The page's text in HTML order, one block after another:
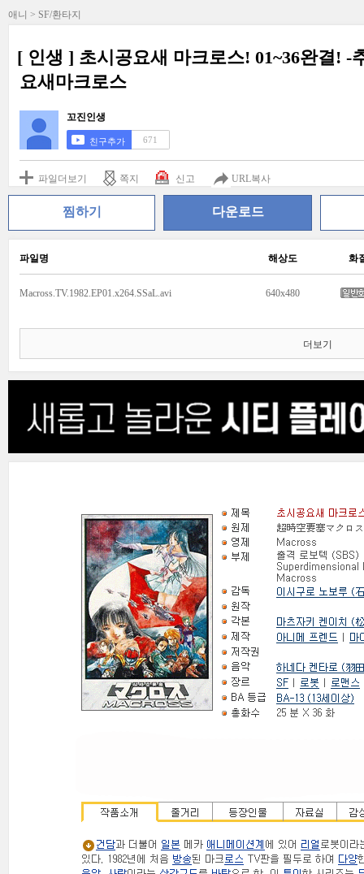
애니 > SF/환타지
[ 인생 ] 초시공요새 마크로스! 01~36완결! -
요새마크로스
꼬진인생
친구추가 671
파일더보기 쪽지 신고 URL복사
찜하기 다운로드
파일명 해상도 화
Macross.TV.1982.EP01.x264.SSaL.avi 640x480
더보기